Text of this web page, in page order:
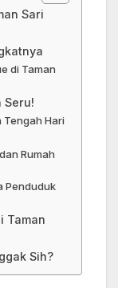
Sari
di Taman
Seru!
Tengah Hari
Rumah
Penduduk
Taman
Sih?